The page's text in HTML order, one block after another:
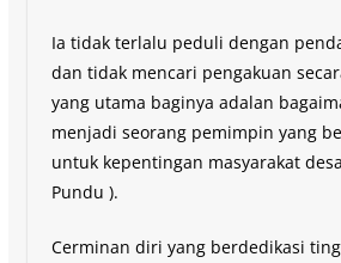
Ia tidak terlalu peduli dengan
dan tidak mencari pengakuan
yang utama baginya adalan
menjadi seorang pemimpin yang
untuk kepentingan masyarakat
Pundu ).
Cerminan diri yang berdedikasi